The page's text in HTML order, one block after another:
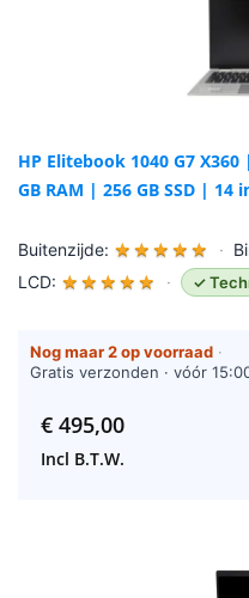
HP Elitebook 1040 G7
GB RAM | 256 GB SSD | 14
Buitenzijde: ★ ★ ★ ★ ★ ·
LCD: ★ ★ ★ ★ ★ · ✓
Nog maar 2 op voorraad ·
Gratis verzonden · vóór
€495,00
Incl B.T.W.